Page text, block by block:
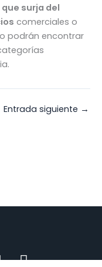
surja del
comerciales o
podrán encontrar
Entrada siguiente →